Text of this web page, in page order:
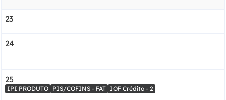
23
24
25
IPI PRODUTO PIS/COFINS - FAT IOF Crédito - 2